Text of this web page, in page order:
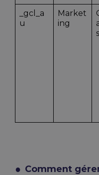
_gcl_a
u
Market
ing
Comment